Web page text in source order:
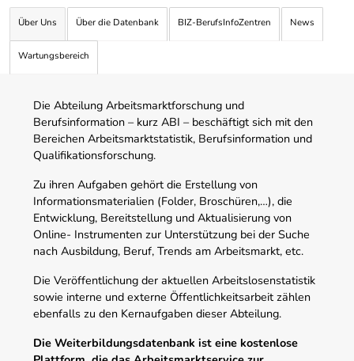
Über Uns Über die Datenbank BIZ-BerufsInfoZentren News
Wartungsbereich
Die Abteilung Arbeitsmarktforschung und
Berufsinformation – kurz ABI – beschäftigt sich mit den
Bereichen Arbeitsmarktstatistik, Berufsinformation und
Qualifikationsforschung.
Zu ihren Aufgaben gehört die Erstellung von
Informationsmaterialien (Folder, Broschüren,…), die
Entwicklung, Bereitstellung und Aktualisierung von
Online- Instrumenten zur Unterstützung bei der Suche
nach Ausbildung, Beruf, Trends am Arbeitsmarkt, etc.
Die Veröffentlichung der aktuellen Arbeitslosenstatistik
sowie interne und externe Öffentlichkeitsarbeit zählen
ebenfalls zu den Kernaufgaben dieser Abteilung.
Die Weiterbildungsdatenbank ist eine kostenlose